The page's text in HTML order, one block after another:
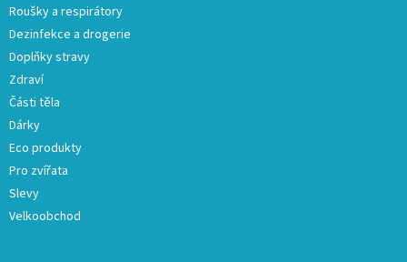
Roušky a respirátory
Dezinfekce a drogerie
Doplňky stravy
Zdraví
Části těla
Dárky
Eco produkty
Pro zvířata
Slevy
Velkoobchod